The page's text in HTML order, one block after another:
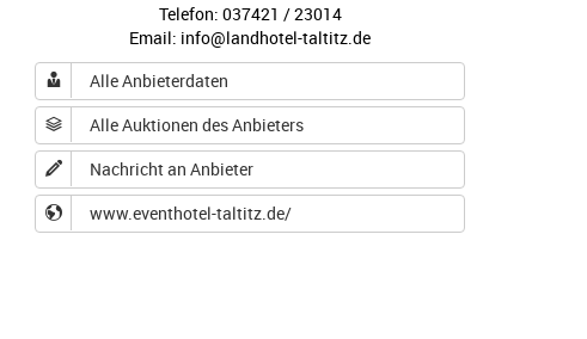
Telefon: 037421 / 23014
Email: info@landhotel-taltitz.de
Alle Anbieterdaten
Alle Auktionen des Anbieters
Nachricht an Anbieter
www.eventhotel-taltitz.de/